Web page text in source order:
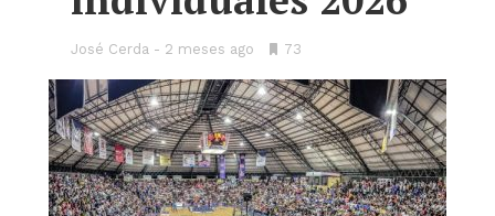
José Cerda 2 meses ago
•73